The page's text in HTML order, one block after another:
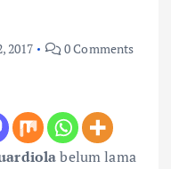
2017 0 Comments
belum lama